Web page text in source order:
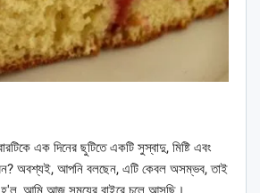
এক দিনের ছুটিতে একটি সুস্বাদু, মিষ্টি এবং
অবশ্যই, আপনি বলছেন, এটি কেবল অসম্ভব, তাই